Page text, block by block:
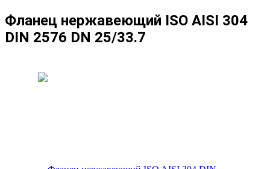
Фланец нержавеющий ISO AISI 304
DIN 2576 DN 25/33.7